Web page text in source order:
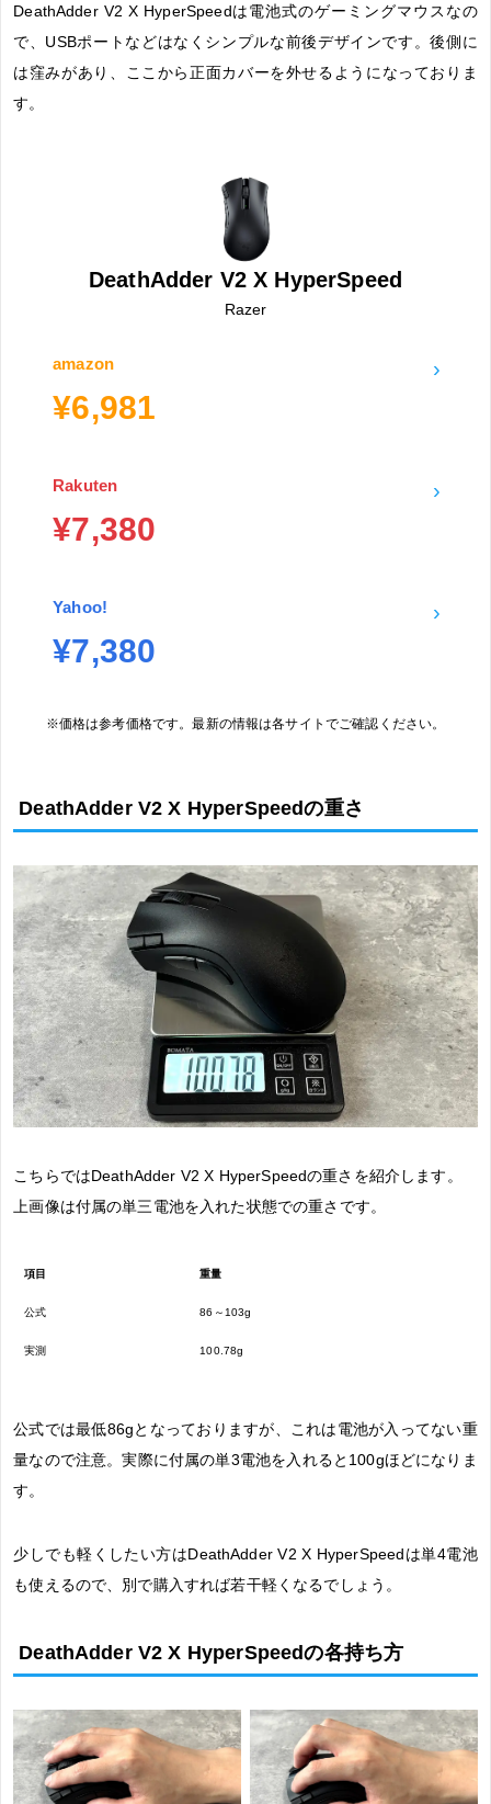
DeathAdder V2 X HyperSpeedは電池式のゲーミングマウスなの
で、USBポートなどはなくシンプルな前後デザインです。後側に
は窪みがあり、ここから正面カバーを外せるようになっておりま
す。
DeathAdder V2 X HyperSpeed
Razer
amazon
¥6,981
›
Rakuten
¥7,380
›
Yahoo!
¥7,380
›
※価格は参考価格です。最新の情報は各サイトでご確認ください。
DeathAdder V2 X HyperSpeedの重さ
こちらではDeathAdder V2 X HyperSpeedの重さを紹介します。
上画像は付属の単三電池を入れた状態での重さです。
項目 重量
公式 86～103g
実測 100.78g
公式では最低86gとなっておりますが、これは電池が入ってない重
量なので注意。実際に付属の単3電池を入れると100gほどになりま
す。
少しでも軽くしたい方はDeathAdder V2 X HyperSpeedは単4電池
も使えるので、別で購入すれば若干軽くなるでしょう。
DeathAdder V2 X HyperSpeedの各持ち方